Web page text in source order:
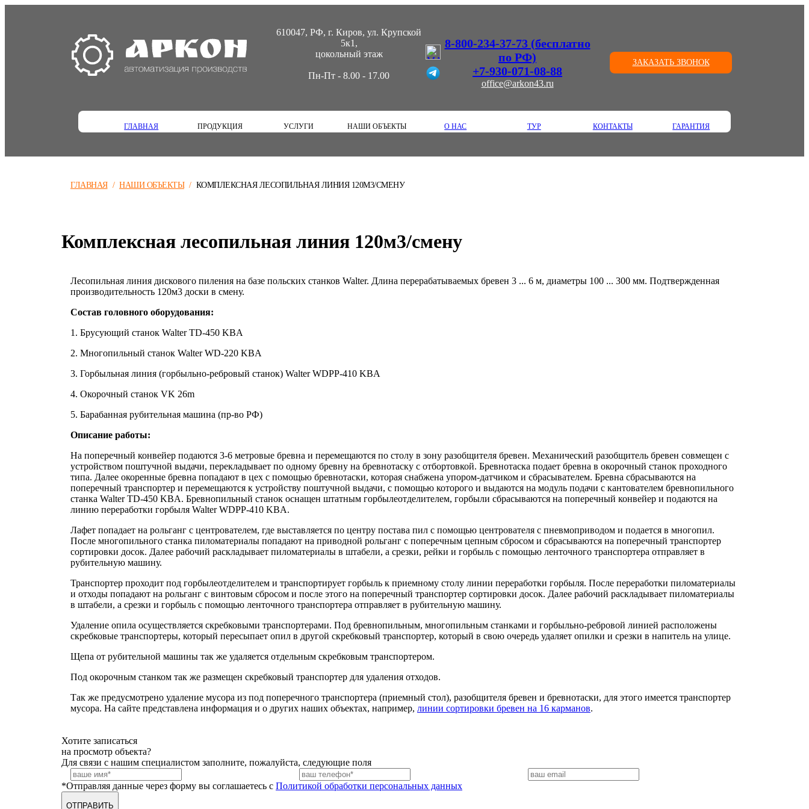
610047, РФ, г. Киров, ул. Крупской
5к1,
цокольный этаж
Пн-Пт - 8.00 - 17.00
8-800-234-37-73 (бесплатно
по РФ)
+7-930-071-08-88
office@arkon43.ru
ЗАКАЗАТЬ ЗВОНОК
ГЛАВНАЯ ПРОДУКЦИЯ УСЛУГИ НАШИ ОБЪЕКТЫ О НАС ТУР КОНТАКТЫ ГАРАНТИЯ
ГЛАВНАЯ / НАШИ ОБЪЕКТЫ / КОМПЛЕКСНАЯ ЛЕСОПИЛЬНАЯ ЛИНИЯ 120М3/СМЕНУ
Комплексная лесопильная линия 120м3/смену
Лесопильная линия дискового пиления на базе польских станков Walter. Длина перерабатываемых бревен 3 ... 6 м, диаметры 100 ... 300 мм. Подтвержденная
производительность 120м3 доски в смену.
Состав головного оборудования:
1. Брусующий станок Walter TD-450 KBA
2. Многопильный станок Walter WD-220 KBA
3. Горбыльная линия (горбыльно-ребровый станок) Walter WDPP-410 KBA
4. Окорочный станок VK 26m
5. Барабанная рубительная машина (пр-во РФ)
Описание работы:
На поперечный конвейер подаются 3-6 метровые бревна и перемещаются по столу в зону разобщителя бревен. Механический разобщитель бревен совмещен с
устройством поштучной выдачи, перекладывает по одному бревну на бревнотаску с отбортовкой. Бревнотаска подает бревна в окорочный станок проходного
типа. Далее окоренные бревна попадают в цех с помощью бревнотаски, которая снабжена упором-датчиком и сбрасывателем. Бревна сбрасываются на
поперечный транспортер и перемещаются к устройству поштучной выдачи, с помощью которого и выдаются на модуль подачи с кантователем бревнопильного
станка Walter TD-450 KBA. Бревнопильный станок оснащен штатным горбылеотделителем, горбыли сбрасываются на поперечный конвейер и подаются на
линию переработки горбыля Walter WDPP-410 KBA.
Лафет попадает на рольганг с центрователем, где выставляется по центру постава пил с помощью центрователя с пневмоприводом и подается в многопил.
После многопильного станка пиломатериалы попадают на приводной рольганг с поперечным цепным сбросом и сбрасываются на поперечный транспортер
сортировки досок. Далее рабочий раскладывает пиломатериалы в штабели, а срезки, рейки и горбыль с помощью ленточного транспортера отправляет в
рубительную машину.
Транспортер проходит под горбылеотделителем и транспортирует горбыль к приемному столу линии переработки горбыля. После переработки пиломатериалы
и отходы попадают на рольганг с винтовым сбросом и после этого на поперечный транспортер сортировки досок. Далее рабочий раскладывает пиломатериалы
в штабели, а срезки и горбыль с помощью ленточного транспортера отправляет в рубительную машину.
Удаление опила осуществляется скребковыми транспортерами. Под бревнопильным, многопильным станками и горбыльно-ребровой линией расположены
скребковые транспортеры, который пересыпает опил в другой скребковый транспортер, который в свою очередь удаляет опилки и срезки в напитель на улице.
Щепа от рубительной машины так же удаляется отдельным скребковым транспортером.
Под окорочным станком так же размещен скребковый транспортер для удаления отходов.
Так же предусмотрено удаление мусора из под поперечного транспортера (приемный стол), разобщителя бревен и бревнотаски, для этого имеется транспортер
мусора. На сайте представлена информация и о других наших объектах, например, линии сортировки бревен на 16 карманов.
Хотите записаться
на просмотр объекта?
Для связи с нашим специалистом заполните, пожалуйста, следующие поля
*Отправляя данные через форму вы соглашаетесь с Политикой обработки персональных данных
ОТПРАВИТЬ